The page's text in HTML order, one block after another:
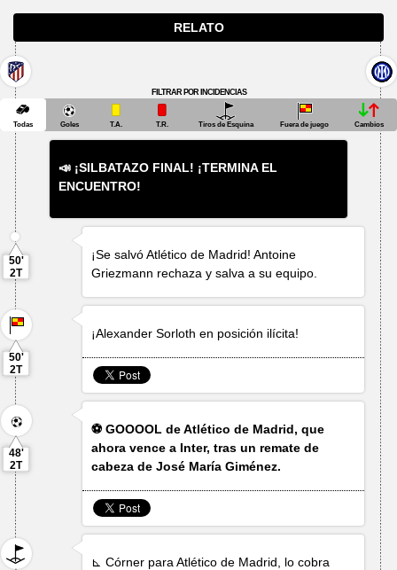
RELATO
FILTRAR POR INCIDENCIAS
Todas Goles T.A. T.R. Tiros de Esquina Fuera de juego Cambios
📣 ¡SILBATAZO FINAL! ¡TERMINA EL
ENCUENTRO!
50'
2T
¡Se salvó Atlético de Madrid!Antoine
Griezmann rechaza y salva a su equipo.
50'
2T
¡Alexander Sorloth en posición ilícita!
48'
2T
⚽ GOOOOL de Atlético de Madrid, que
ahora vence a Inter, tras un remate de
cabeza deJosé María Giménez.
⊾ Córner para Atlético de Madrid, lo cobra